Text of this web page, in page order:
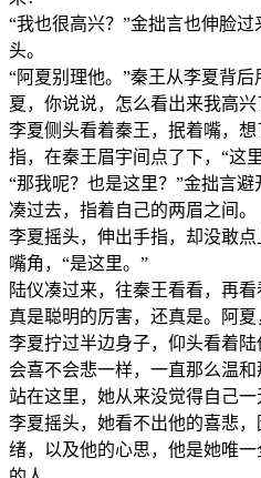
“我也很高兴？”金拙言也伸脸
头。
“阿夏别理他。”秦王从李夏背
夏，你说说，怎么看出来我高兴
李夏侧头看着秦王，抿着嘴，
指，在秦王眉宇间点了下，“这
“那我呢？也是这里？”金拙言避
凑过去，指着自己的两眉之间。
李夏摇头，伸出手指，却没敢
嘴角，“是这里。”
陆仪凑过来，往秦王看看，再
真是聪明的厉害，还真是。阿夏
李夏拧过半边身子，仰头看着
会喜不会悲一样，一直那么温
站在这里，她从来没觉得自己一
李夏摇头，她看不出他的喜悲
绪，以及他的心思，他是她唯